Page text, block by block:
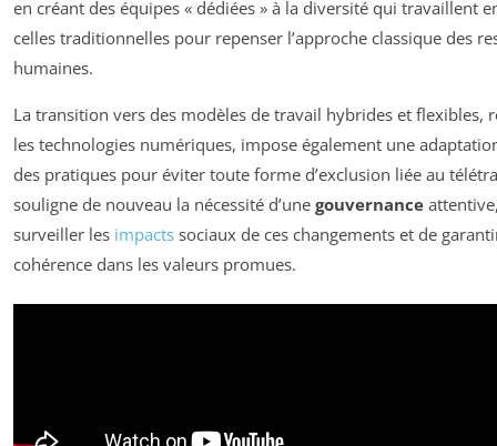
en créant des équipes « dédiées » à la diversité qui travaillent
celles traditionnelles pour repenser l’approche classique des
humaines.
La transition vers des modèles de travail hybrides et flexibles,
les technologies numériques, impose également une
des pratiques pour éviter toute forme d’exclusion liée au
souligne de nouveau la nécessité d’une gouvernance
surveiller les impacts sociaux de ces changements et de
cohérence dans les valeurs promues.